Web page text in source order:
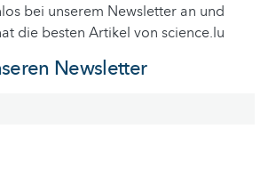
bei unserem Newsletter an und
die besten Artikel von science.lu
Newsletter